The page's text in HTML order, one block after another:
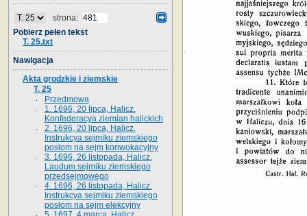
strona:
Pobierz pełen tekst
T. 25.txt
Nawigacja
Akta grodzkie i ziemskie
T. 25
Przedmowa
1. 1696, 20 lipca, Halicz.
Konfederacya ziemian halickich
2. 1696, 20 lipca, Halicz.
Instrukcya sejmiku ziemskiego
posłom na sejm konwokacyjny
3. 1696, 26 listopada, Halicz.
Laudum sejmiku ziemskiego
przedsejmowego
4. 1696, 26 listopada, Halicz.
Instrukcya sejmiku ziemskiego
posłom na sejm elekcyjny